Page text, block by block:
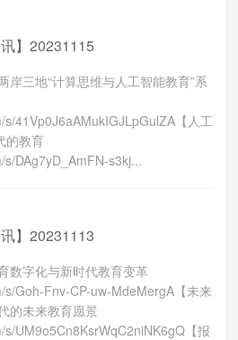
讯】20231115
岸三地“计算思维与人工智能教育”系
41Vp0J6aAMukIGJLpGulZA【人工
的教育
DAg7yD_AmFN-s3kj...
讯】20231113
数字化与新时代教育变革
Goh-Fnv-CP-uw-MdeMergA【未来
的未来教育愿景
UM9o5Cn8KsrWqC2niNK6gQ【报